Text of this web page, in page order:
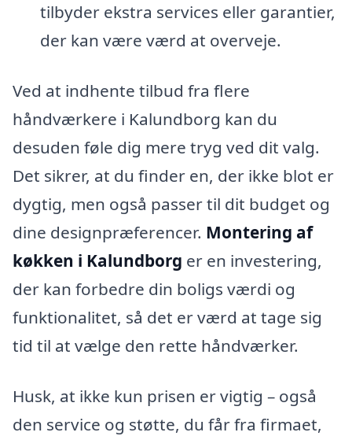
tilbyder ekstra services eller garantier,
der kan være værd at overveje.
Ved at indhente tilbud fra flere
håndværkere i Kalundborg kan du
desuden føle dig mere tryg ved dit valg.
Det sikrer, at du finder en, der ikke blot er
dygtig, men også passer til dit budget og
dine designpræferencer. Montering af
køkken i Kalundborg er en investering,
der kan forbedre din boligs værdi og
funktionalitet, så det er værd at tage sig
tid til at vælge den rette håndværker.
Husk, at ikke kun prisen er vigtig – også
den service og støtte, du får fra firmaet,